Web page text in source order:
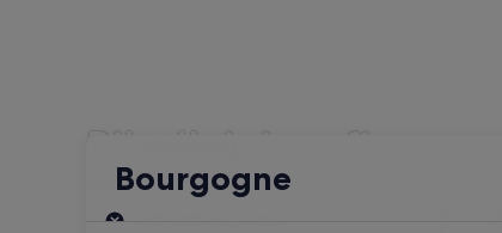
Bourgogne
Afhentning